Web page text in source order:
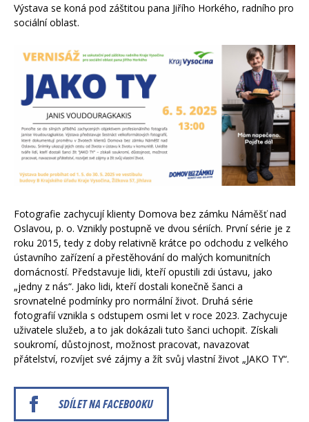
Výstava se koná pod záštitou pana Jiřího Horkého, radního pro
sociální oblast.
Fotografie zachycují klienty Domova bez zámku Náměšť nad
Oslavou, p. o. Vznikly postupně ve dvou sériích. První série je z
roku 2015, tedy z doby relativně krátce po odchodu z velkého
ústavního zařízení a přestěhování do malých komunitních
domácností. Představuje lidi, kteří opustili zdi ústavu, jako
„jedny z nás“. Jako lidi, kteří dostali konečně šanci a
srovnatelné podmínky pro normální život. Druhá série
fotografií vznikla s odstupem osmi let v roce 2023. Zachycuje
uživatele služeb, a to jak dokázali tuto šanci uchopit. Získali
soukromí, důstojnost, možnost pracovat, navazovat
přátelství, rozvíjet své zájmy a žít svůj vlastní život „JAKO TY“.
SDÍLET NA FACEBOOKU